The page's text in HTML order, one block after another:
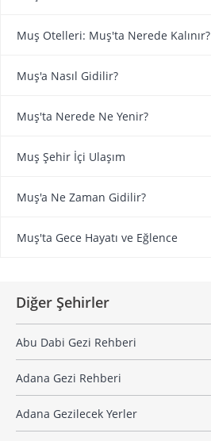
Muş Otelleri: Muş'ta Nerede Kalınır?
Muş'a Nasıl Gidilir?
Muş'ta Nerede Ne Yenir?
Muş Şehir İçi Ulaşım
Muş'a Ne Zaman Gidilir?
Muş'ta Gece Hayatı ve Eğlence
Diğer Şehirler
Abu Dabi Gezi Rehberi
Adana Gezi Rehberi
Adana Gezilecek Yerler